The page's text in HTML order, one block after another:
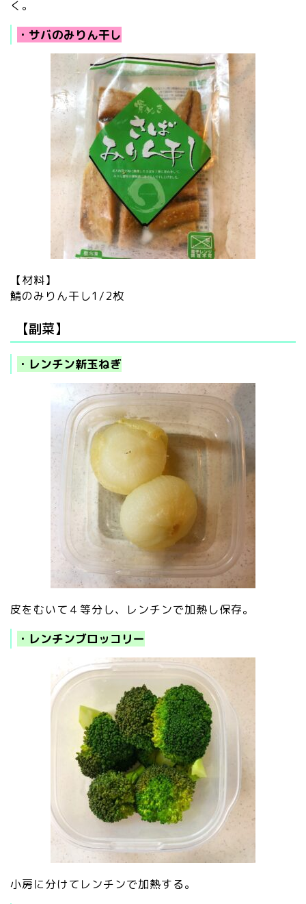
く。
・サバのみりん干し
【材料】
鯖のみりん干し1/2枚
【副菜】
・レンチン新玉ねぎ
皮をむいて４等分し、レンチンで加熱し保存。
・レンチンブロッコリー
小房に分けてレンチンで加熱する。